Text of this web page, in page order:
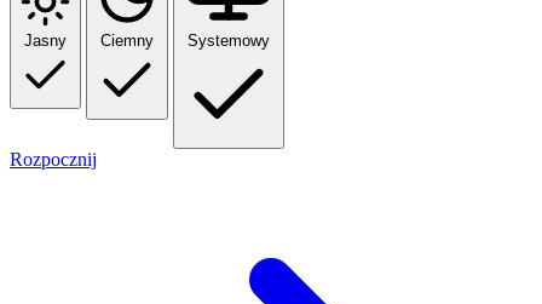
Jasny Ciemny Systemowy
Rozpocznij